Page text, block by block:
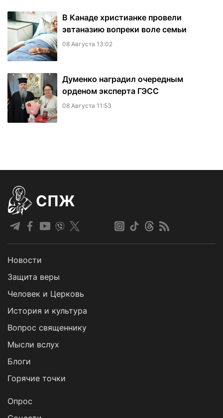
В Канаде христианке провели
эвтаназию вопреки воле семьи
08 Августа 13:02
Думенко наградил очередным
орденом эксперта ГЭСС
08 Августа 11:53
СПЖ
Новости
Защита веры
Человек и Церковь
История и культура
Вопрос священнику
Мысли вслух
Блоги
Горячие точки
Опрос